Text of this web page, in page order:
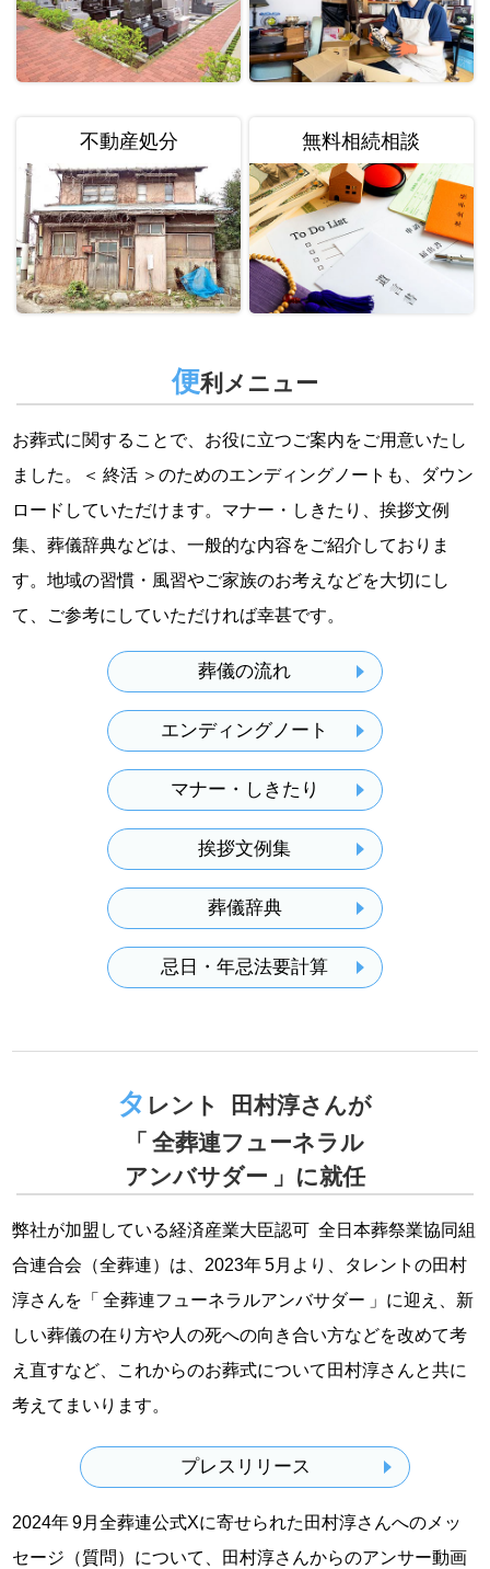
不動産処分 無料相続相談
便利メニュー
お葬式に関することで、お役に立つご案内をご用意いたし
ました。＜ 終活 ＞のためのエンディングノートも、ダウン
ロードしていただけます。マナー・しきたり、挨拶文例
集、葬儀辞典などは、一般的な内容をご紹介しておりま
す。地域の習慣・風習やご家族のお考えなどを大切にし
て、ご参考にしていただければ幸甚です。
葬儀の流れ
エンディングノート
マナー・しきたり
挨拶文例集
葬儀辞典
忌日・年忌法要計算
タ レント 田村淳さんが
「 全葬連フューネラル
アンバサダー 」に就任
弊社が加盟している経済産業大臣認可 全日本葬祭業協同組
合連合会（全葬連）は、2023年 5月より、タレントの田村
淳さんを「 全葬連フューネラルアンバサダー 」に迎え、新
しい葬儀の在り方や人の死への向き合い方などを改めて考
え直すなど、これからのお葬式について田村淳さんと共に
考えてまいります。
プレスリリース
2024年 9月全葬連公式Xに寄せられた田村淳さんへのメッ
セージ（質問）について、田村淳さんからのアンサー動画